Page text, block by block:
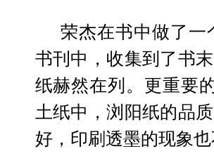
荣杰在书中做了一
书刊中，收集到了书
纸赫然在列。更重要
土纸中，浏阳纸的品
好，印刷透墨的现象